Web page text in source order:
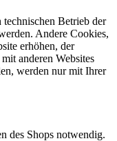
Betrieb der
Andere Cookies,
erhöhen, der
anderen Websites
werden nur mit Ihrer
des Shops notwendig.